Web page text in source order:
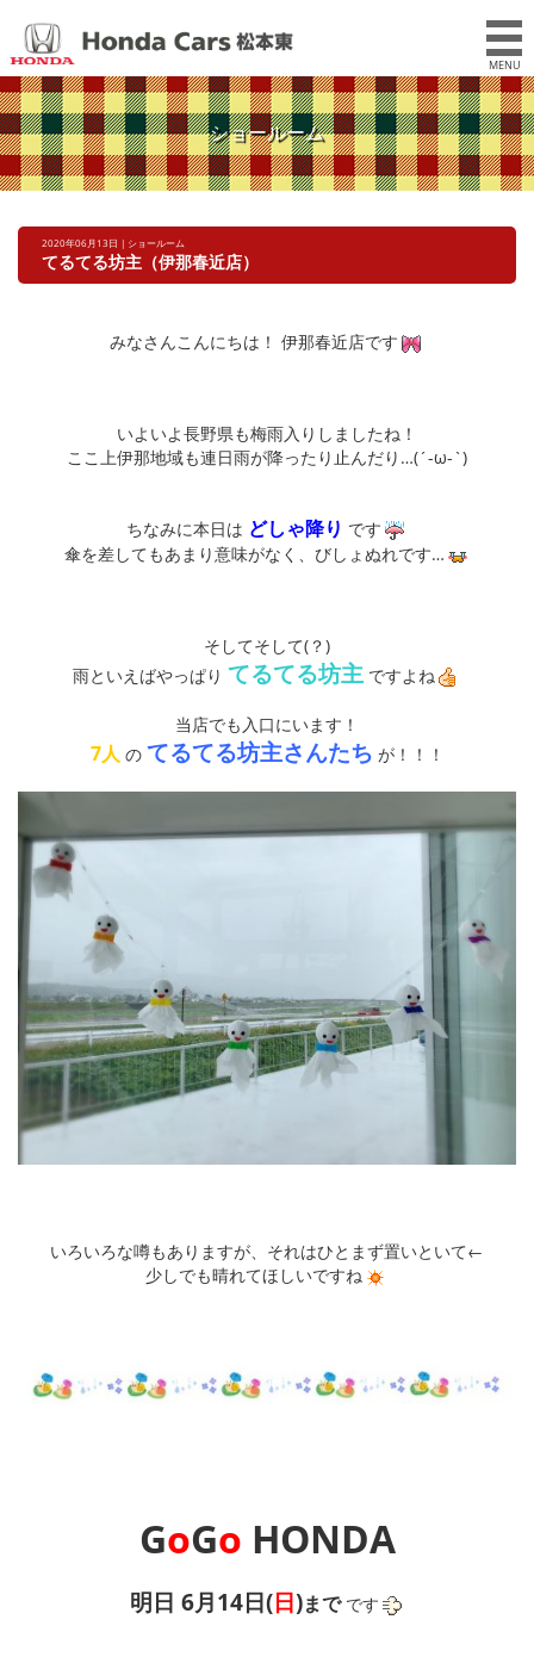
MENU
ショールーム
2020年06月13日 | ショールーム
てるてる坊主（伊那春近店）
みなさんこんにちは！ 伊那春近店です
いよいよ長野県も梅雨入りしましたね！
ここ上伊那地域も連日雨が降ったり止んだり…(´-ω-`)
ちなみに本日は どしゃ降り です
傘を差してもあまり意味がなく、びしょぬれです…
そしてそして(？)
雨といえばやっぱり てるてる坊主 ですよね
当店でも入口にいます！
7人 の てるてる坊主さんたち が！！！
いろいろな噂もありますが、それはひとまず置いといて←
少しでも晴れてほしいですね
GoGo HONDA
明日 6月14日(日)までです